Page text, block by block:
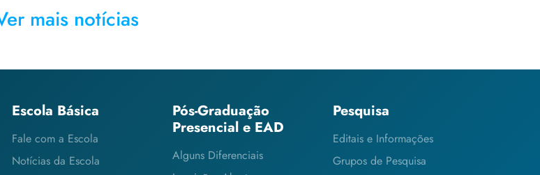
mais notícias
Escola Básica
Fale com a Escola
Notícias da Escola
Pós-Graduação
Presencial e EAD
Alguns Diferenciais
Pesquisa
Editais e Informações
Grupos de Pesquisa